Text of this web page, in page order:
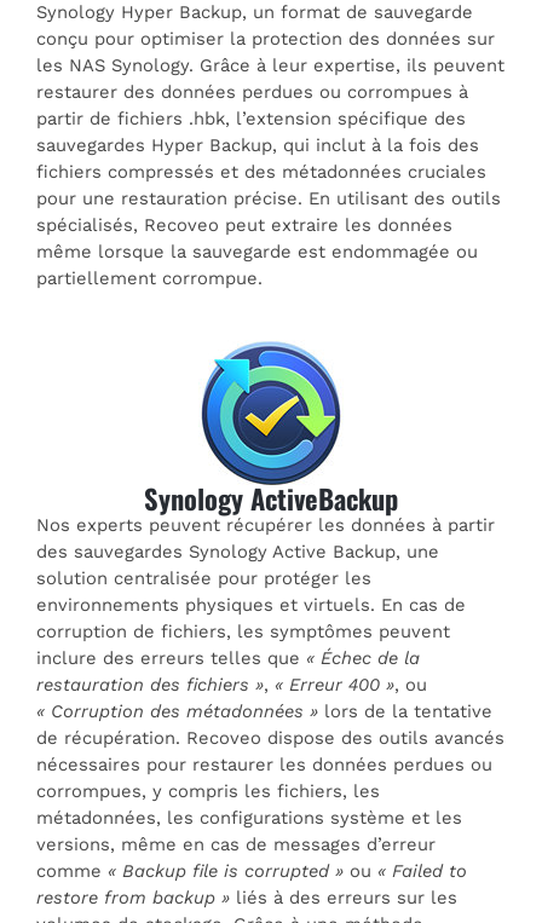
Synology Hyper Backup, un format de sauvegarde
conçu pour optimiser la protection des données sur
les NAS Synology. Grâce à leur expertise, ils peuvent
restaurer des données perdues ou corrompues à
partir de fichiers .hbk, l’extension spécifique des
sauvegardes Hyper Backup, qui inclut à la fois des
fichiers compressés et des métadonnées cruciales
pour une restauration précise. En utilisant des outils
spécialisés, Recoveo peut extraire les données
même lorsque la sauvegarde est endommagée ou
partiellement corrompue.
Synology ActiveBackup
Nos experts peuvent récupérer les données à partir
des sauvegardes Synology Active Backup, une
solution centralisée pour protéger les
environnements physiques et virtuels. En cas de
corruption de fichiers, les symptômes peuvent
inclure des erreurs telles que « Échec de la
restauration des fichiers », « Erreur 400 », ou
« Corruption des métadonnées » lors de la tentative
de récupération. Recoveo dispose des outils avancés
nécessaires pour restaurer les données perdues ou
corrompues, y compris les fichiers, les
métadonnées, les configurations système et les
versions, même en cas de messages d’erreur
comme « Backup file is corrupted » ou « Failed to
restore from backup » liés à des erreurs sur les